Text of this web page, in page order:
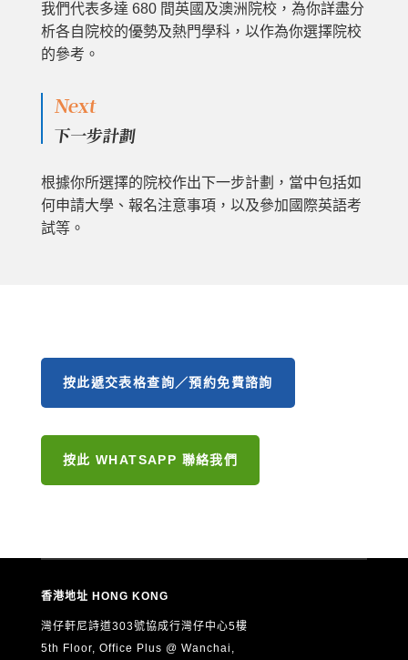
我們代表多達 680 間英國及澳洲院校，為你詳盡分
析各自院校的優勢及熱門學科，以作為你選擇院校
的參考。
Next
下一步計劃
根據你所選擇的院校作出下一步計劃，當中包括如
何申請大學、報名注意事項，以及參加國際英語考
試等。
按此遞交表格查詢／預約免費諮詢
按此 WHATSAPP 聯絡我們
香港地址 HONG KONG
灣仔軒尼詩道303號協成行灣仔中心5樓
5th Floor, Office Plus @ Wanchai,